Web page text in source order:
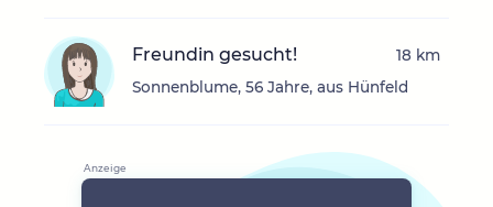
Freundin gesucht!
Sonnenblume, 56 Jahre, aus Hünfeld
18 km